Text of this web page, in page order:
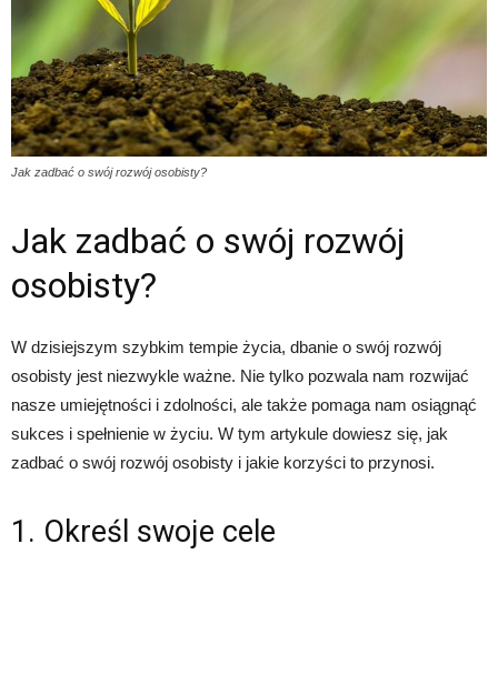
Jak zadbać o swój rozwój osobisty?
Jak zadbać o swój rozwój
osobisty?
W dzisiejszym szybkim tempie życia, dbanie o swój rozwój
osobisty jest niezwykle ważne. Nie tylko pozwala nam rozwijać
nasze umiejętności i zdolności, ale także pomaga nam osiągnąć
sukces i spełnienie w życiu. W tym artykule dowiesz się, jak
zadbać o swój rozwój osobisty i jakie korzyści to przynosi.
1. Określ swoje cele